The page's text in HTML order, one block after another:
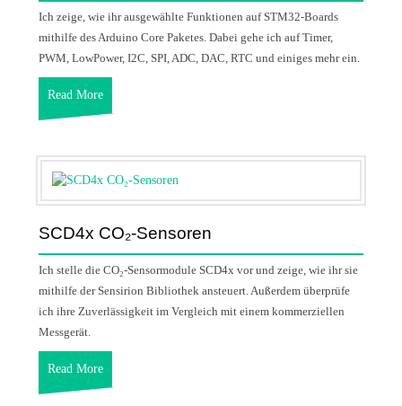
Ich zeige, wie ihr ausgewählte Funktionen auf STM32-Boards
mithilfe des Arduino Core Paketes. Dabei gehe ich auf Timer,
PWM, LowPower, I2C, SPI, ADC, DAC, RTC und einiges mehr ein.
Read More
SCD4x CO₂-Sensoren
Ich stelle die CO₂-Sensormodule SCD4x vor und zeige, wie ihr sie
mithilfe der Sensirion Bibliothek ansteuert. Außerdem überprüfe
ich ihre Zuverlässigkeit im Vergleich mit einem kommerziellen
Messgerät.
Read More